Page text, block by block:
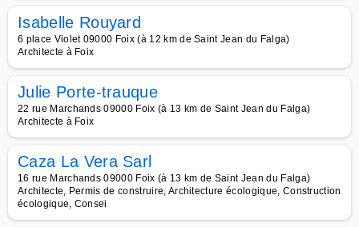
Isabelle Rouyard
6 place Violet 09000 Foix (à 12 km de Saint Jean du Falga)
Architecte à Foix
Julie Porte-trauque
22 rue Marchands 09000 Foix (à 13 km de Saint Jean du Falga)
Architecte à Foix
Caza La Vera Sarl
16 rue Marchands 09000 Foix (à 13 km de Saint Jean du Falga)
Architecte, Permis de construire, Architecture écologique, Construction
écologique, Consei